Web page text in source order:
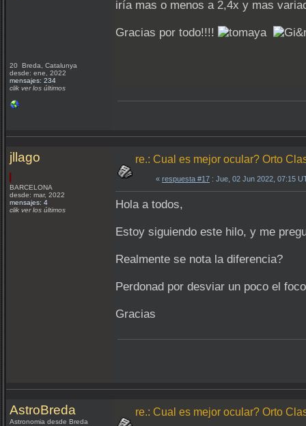
20 Breda, Catalunya
desde: ene, 2022
mensajes: 234
clik ver los últimos
iría mas o menos a 2,4x y mas
Gracias por todo!!!!
jllago
BARCELONA
desde: mar, 2022
mensajes: 4
clik ver los últimos
re.: Cual es mejor ocular? Orto
« respuesta #17 : Jue, 02 Jun 2022, 07:15
Hola a todos,
Estoy siguiendo este hilo, y me
Realmente se nota la diferencia?
Perdonad por desviar un poco el
Gracias
AstroBreda
Astronomia desde Breda
re.: Cual es mejor ocular? Orto